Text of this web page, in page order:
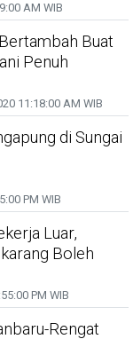
AM WIB
Buat
Penuh
11:18:00 AM WIB
di Sungai
PM WIB
Luar,
Boleh
PM WIB
Rengat